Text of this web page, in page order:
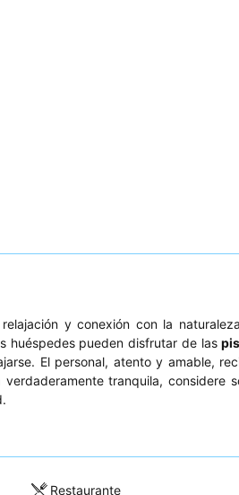
y conexión con la
huéspedes pueden disfrutar de las
El personal, atento y amable,
tranquila, considere
Restaurante